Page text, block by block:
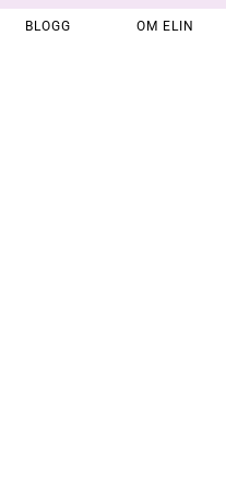
BLOGG OM ELIN